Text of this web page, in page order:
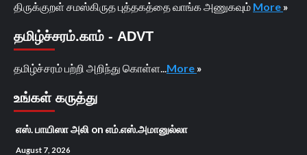
திருக்குறள் சமஸ்கிருத புத்தகத்தை வாங்க அணுகவும் More »
தமிழ்ச்சரம்.காம் - ADVT
தமிழ்ச்சரம் பற்றி அறிந்து கொள்ள... More »
உங்கள் கருத்து
எஸ். பாயிஸா அலி on எம்.எஸ்.அமானுல்லா
August 7, 2026